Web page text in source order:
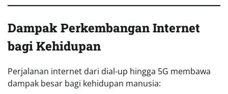
Dampak Perkembangan Internet
bagi Kehidupan
Perjalanan internet dari dial-up hingga 5G membawa
dampak besar bagi kehidupan manusia: